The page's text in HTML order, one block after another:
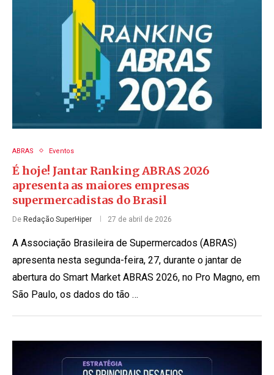
ABRAS Eventos
É hoje! Jantar Ranking ABRAS 2026
apresenta as maiores empresas
supermercadistas do Brasil
De Redação SuperHiper 27 de abril de 2026
A Associação Brasileira de Supermercados (ABRAS)
apresenta nesta segunda-feira, 27, durante o jantar de
abertura do Smart Market ABRAS 2026, no Pro Magno, em
São Paulo, os dados do tão …